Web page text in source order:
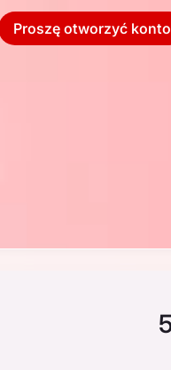
Proszę otworzyć konto